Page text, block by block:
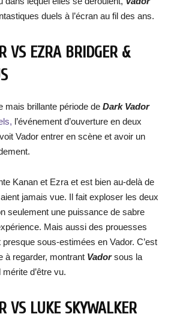
duels à l’écran au fil des ans.
VS EZRA BRIDGER &
mais brillante période de Dark Vador
l’événement d’ouverture en deux
Vador entrer en scène et avoir un
Kanan et Ezra et est bien au-delà de
jamais vue. Il fait exploser les deux
seulement une puissance de sabre
Mais aussi des prouesses
sous-estimées en Vador. C’est
à regarder, montrant Vadorsous la
d’être vu.
VS LUKE SKYWALKER